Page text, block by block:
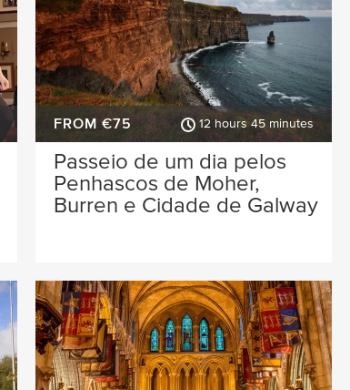
FROM €75 12 hours 45 minutes
Passeio de um dia pelos
Penhascos de Moher,
Burren e Cidade de Galway